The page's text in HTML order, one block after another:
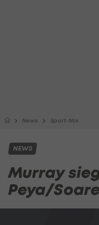
News Sport-Mix
NEWS
Murray
Peya/